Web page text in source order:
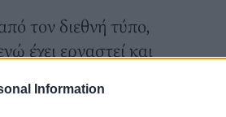
Information
τον διεθνή τύπο,
έχει εργαστεί και
όπως Teen
με κορυφαίους